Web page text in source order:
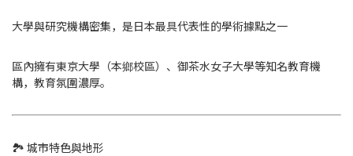
大學與研究機構密集，是日本最具代表性的學術據點之一
區內擁有東京大學（本鄉校區）、御茶水女子大學等知名教育機
構，教育氛圍濃厚。
🏞 城市特色與地形